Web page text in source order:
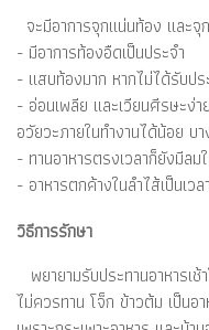
จะมีอาการจุกแน่นท้อง และ
- มีอาการท้องอืดเป็นประจำ
- แสบท้องมาก หากไม่ได้รับปร
- อ่อนเพลีย และเวียนศีรษะง่า
อวัยวะภายในทำงานได้น้อย
- ทานอาหารตรงเวลาก็ยังมีลม
- อาหารตกค้างในลำไส้เป็นเ
วิธีการรักษา
พยายามรับประทานอาหารเ
ไม่ควรทาน โจ็ก ข้าวต้ม เป็นอ